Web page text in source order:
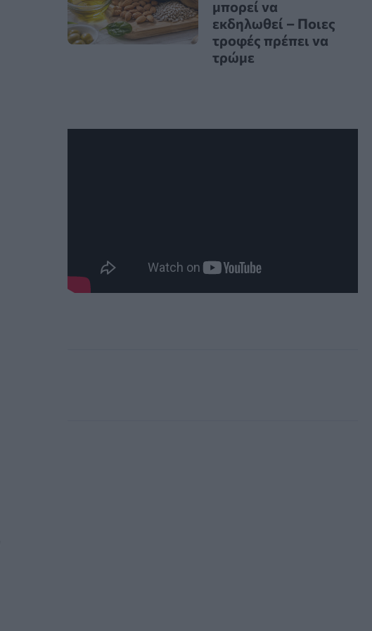
μπορεί να
εκδηλωθεί – Ποιες
τροφές πρέπει να
τρώμε